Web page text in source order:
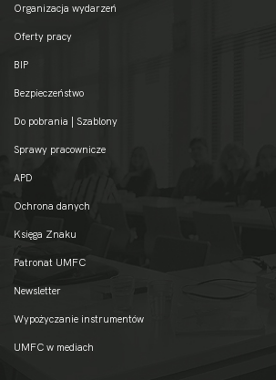
Organizacja wydarzeń
Oferty pracy
BIP
Bezpieczeństwo
Do pobrania | Szablony
Sprawy pracownicze
APD
Ochrona danych
Księga Znaku
Patronat UMFC
Newsletter
Wypożyczanie instrumentów
UMFC w mediach